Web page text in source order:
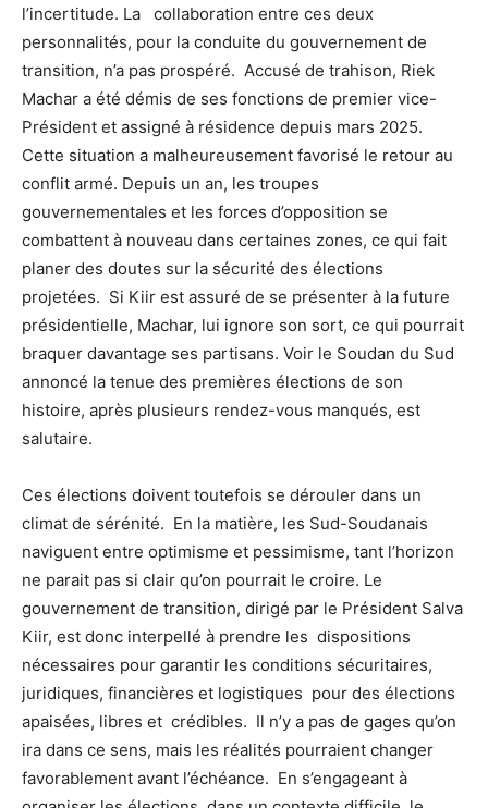
l’incertitude. La
collaboration entre ces deux
personnalités, pour la conduite du gouvernement de
transition, n’a pas prospéré. Accusé de trahison, Riek
Machar a été démis de ses fonctions de premier vice-
Président et assigné à résidence depuis mars 2025.
Cette situation a malheureusement favorisé le retour au
conflit armé. Depuis un an, les troupes
gouvernementales et les forces d’opposition se
combattent à nouveau dans certaines zones, ce qui fait
planer des doutes sur la sécurité des élections
projetées. Si Kiir est assuré de se présenter à la future
présidentielle, Machar, lui ignore son sort, ce qui pourrait
braquer davantage ses partisans. Voir le Soudan du Sud
annoncé la tenue des premières élections de son
histoire, après plusieurs rendez-vous manqués, est
salutaire.
Ces élections doivent toutefois se dérouler dans un
climat de sérénité. En la matière, les Sud-Soudanais
naviguent entre optimisme et pessimisme, tant l’horizon
ne parait pas si clair qu’on pourrait le croire. Le
gouvernement de transition, dirigé par le Président Salva
Kiir, est donc interpellé à prendre les dispositions
nécessaires pour garantir les conditions sécuritaires,
juridiques, financières et logistiques pour des élections
apaisées, libres et crédibles. Il n’y a pas de gages qu’on
ira dans ce sens, mais les réalités pourraient changer
favorablement avant l’échéance. En s’engageant à